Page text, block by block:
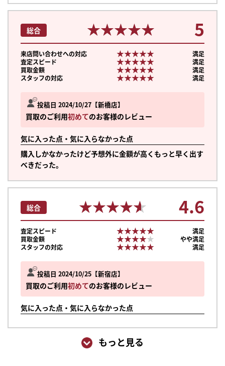
投稿日 2024/10/27 新橋店
買取のご利用初めてのお客様のレビュー
気に入った点・気に入らなかった点
購入しかなかったけど予想外に金額が高くもっと早く出す
べきだった。
総合 ★★★★★
★★★★★ 5
来店問い合わせへの対応 ★★★★★
★★★★★
満足
査定スピード
★★★★★
★★★★★
満足
買取金額
★★★★★
★★★★★
満足
スタッフの対応
★★★★★
★★★★★ 満足
投稿日 2024/10/25 新宿店
買取のご利用初めてのお客様のレビュー
気に入った点・気に入らなかった点
総合 ★★★★★
★★★★★ 4.6
査定スピード ★★★★★
★★★★★
満足
買取金額
★★★★★
★★★★★
やや満足
スタッフの対応
★★★★★
★★★★★ 満足
もっと見る
まずは
かんたん30秒でお試し査定